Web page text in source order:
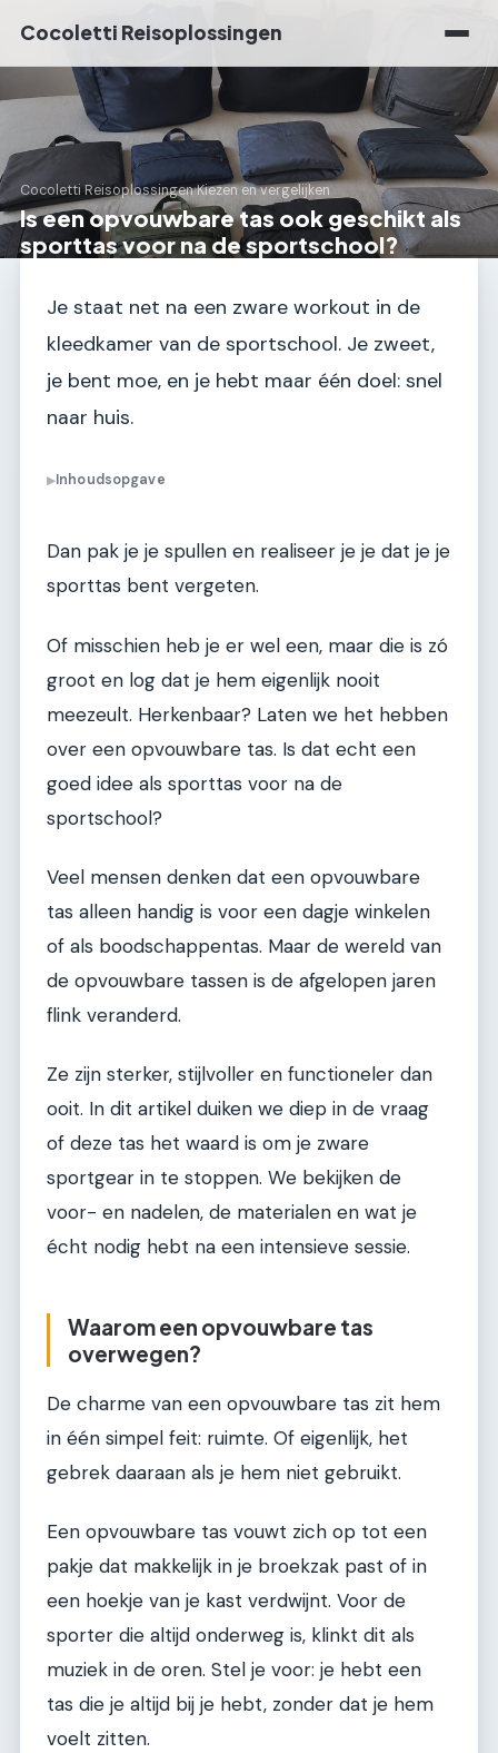
Cocoletti Reisoplossingen
Cocoletti Reisoplossingen›Kiezen en vergelijken
Is een opvouwbare tas ook geschikt als
sporttas voor na de sportschool?
Je staat net na een zware workout in de
kleedkamer van de sportschool. Je zweet,
je bent moe, en je hebt maar één doel: snel
naar huis.
▶Inhoudsopgave
Dan pak je je spullen en realiseer je je dat je je
sporttas bent vergeten.
Of misschien heb je er wel een, maar die is zó
groot en log dat je hem eigenlijk nooit
meezeult. Herkenbaar? Laten we het hebben
over een opvouwbare tas. Is dat echt een
goed idee als sporttas voor na de
sportschool?
Veel mensen denken dat een opvouwbare
tas alleen handig is voor een dagje winkelen
of als boodschappentas. Maar de wereld van
de opvouwbare tassen is de afgelopen jaren
flink veranderd.
Ze zijn sterker, stijlvoller en functioneler dan
ooit. In dit artikel duiken we diep in de vraag
of deze tas het waard is om je zware
sportgear in te stoppen. We bekijken de
voor- en nadelen, de materialen en wat je
écht nodig hebt na een intensieve sessie.
Waarom een opvouwbare tas
overwegen?
De charme van een opvouwbare tas zit hem
in één simpel feit: ruimte. Of eigenlijk, het
gebrek daaraan als je hem niet gebruikt.
Een opvouwbare tas vouwt zich op tot een
pakje dat makkelijk in je broekzak past of in
een hoekje van je kast verdwijnt. Voor de
sporter die altijd onderweg is, klinkt dit als
muziek in de oren. Stel je voor: je hebt een
tas die je altijd bij je hebt, zonder dat je hem
voelt zitten.